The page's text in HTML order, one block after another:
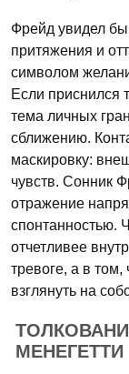
Фрейд увидел
притяжения и
символом
Если приснился
тема личных
сближению.
маскировку:
чувств. Сонник
отражение
спонтанностью.
отчетливее
тревоге, а в том,
взглянуть на
МЕНЕГЕТТИ